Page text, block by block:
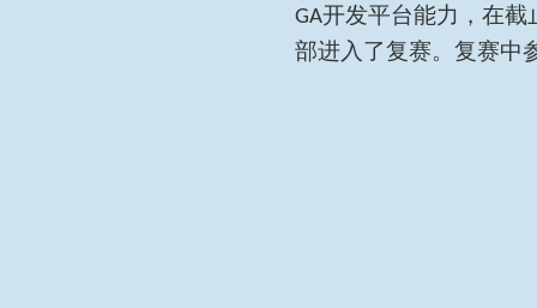
GA开发平台能力，在截
部进入了复赛。复赛中